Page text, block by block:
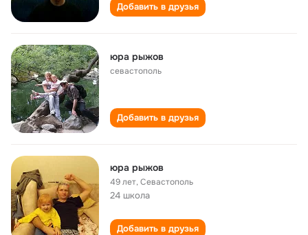
Добавить в друзья
юра рыжов
севастополь
Добавить в друзья
юра рыжов
49 лет,Севастополь
24 школа
Добавить в друзья